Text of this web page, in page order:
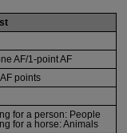
AF/1-point AF
points
for a person: People
for a horse: Animals